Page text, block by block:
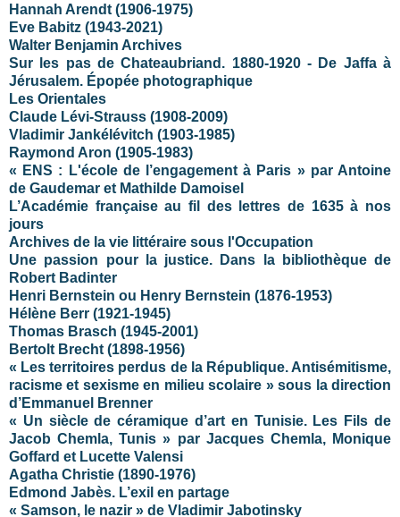
Hannah Arendt (1906-1975)
Eve Babitz (1943-2021)
Walter Benjamin Archives
Sur les pas de Chateaubriand. 1880-1920 - De Jaffa à
Jérusalem. Épopée photographique
Les Orientales
Claude Lévi-Strauss (1908-2009)
Vladimir Jankélévitch (1903-1985)
Raymond Aron (1905-1983)
« ENS : L'école de l’engagement à Paris » par Antoine
de Gaudemar et Mathilde Damoisel
L’Académie française au fil des lettres de 1635 à nos
jours
Archives de la vie littéraire sous l'Occupation
Une passion pour la justice. Dans la bibliothèque de
Robert Badinter
Henri Bernstein ou Henry Bernstein (1876-1953)
Hélène Berr (1921-1945)
Thomas Brasch (1945-2001)
Bertolt Brecht (1898-1956)
« Les territoires perdus de la République. Antisémitisme,
racisme et sexisme en milieu scolaire » sous la direction
d’Emmanuel Brenner
« Un siècle de céramique d’art en Tunisie. Les Fils de
Jacob Chemla, Tunis » par Jacques Chemla, Monique
Goffard et Lucette Valensi
Agatha Christie (1890-1976)
Edmond Jabès. L’exil en partage
« Samson, le nazir » de Vladimir Jabotinsky